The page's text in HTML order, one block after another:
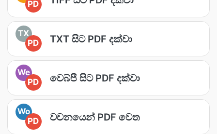
PD
TX
PD
TXT සිට PDF දක්වා
We
PD
වෙබ්පී සිට PDF දක්වා
Wo
PD
වචනයෙන් PDF වෙත